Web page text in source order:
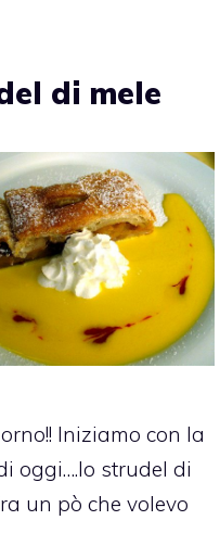
di mele
Iniziamo con la
oggi….lo strudel di
un pò che volevo